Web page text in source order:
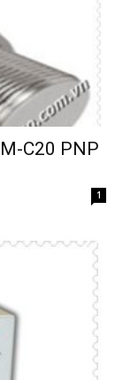
C20 PNP
1